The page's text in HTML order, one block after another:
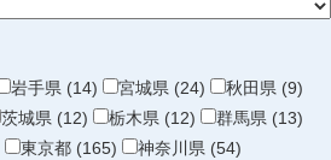
岩手県 (14) 宮城県 (24)
秋田県 (9)
茨城県 (12) 栃木県 (12)
群馬県 (13)
東京都 (165)
神奈川県 (54)